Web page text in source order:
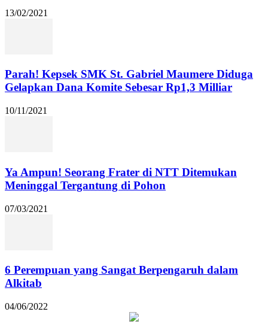
13/02/2021
Parah! Kepsek SMK St. Gabriel Maumere Diduga
Gelapkan Dana Komite Sebesar Rp1,3 Milliar
10/11/2021
Ya Ampun! Seorang Frater di NTT Ditemukan
Meninggal Tergantung di Pohon
07/03/2021
6 Perempuan yang Sangat Berpengaruh dalam
Alkitab
04/06/2022